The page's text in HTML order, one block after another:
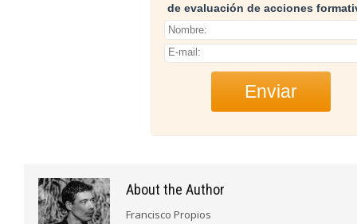
de evaluación de acciones
About the Author
Francisco Propios